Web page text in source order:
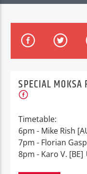
SOPHIE (ORIGINAL
SPECIAL MOKSA
Timetable:
6pm - Mike Rish
7pm - Florian
8pm - Karo V. [BE]